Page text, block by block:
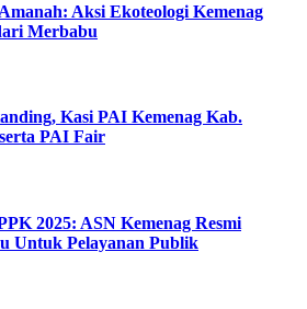
Aksi Ekoteologi Kemenag
Merbabu
Kasi PAI Kemenag Kab.
PAI Fair
2025: ASN Kemenag Resmi
Untuk Pelayanan Publik